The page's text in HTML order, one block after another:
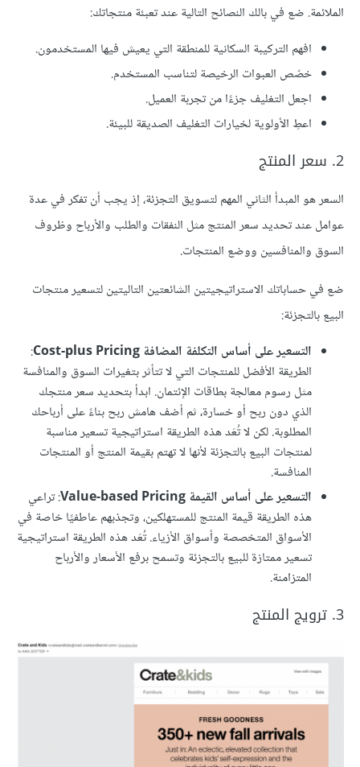
الملائمة. ضع في بالك النصائح التالية عند تعبئة منتجاتك:
افهم التركيبة السكانية للمنطقة التي يعيش فيها المستخدمون.
خصّص العبوات الرخيصة لتناسب المستخدم.
اجعل التغليف جزءًا من تجربة العميل.
اعطِ الأولوية لخيارات التغليف الصديقة للبيئة.
2. سعر المنتج
السعر هو المبدأ الثاني المهم لتسويق التجزئة، إذ يجب أن تفكر في عدة
عوامل عند تحديد سعر المنتج مثل النفقات والطلب والأرباح وظروف
السوق والمنافسين ووضع المنتجات.
ضع في حساباتك الاستراتيجيتين الشائعتين التاليتين لتسعير منتجات
البيع بالتجزئة:
التسعير على أساس التكلفة المضافة Cost-plus Pricing
:
الطريقة الأفضل للمنتجات التي لا تتأثر بتغيرات السوق والمنافسة
مثل رسوم معالجة بطاقات الإئتمان. ابدأ بتحديد سعر منتجك
الذي دون ربح أو خسارة، ثم أضف هامش ربح بناءً على أرباحك
المطلوبة. لكن لا تُعَد هذه الطريقة استراتيجية تسعير مناسبة
لمنتجات البيع بالتجزئة لأنها لا تهتم بقيمة المنتج أو المنتجات
المنافسة.
التسعير على أساس القيمة Value-based Pricing
: تراعي
هذه الطريقة قيمة المنتج للمستهلكين، وتجذبهم عاطفيًا خاصة في
الأسواق المتخصصة وأسواق الأزياء. تُعَد هذه الطريقة استراتيجية
تسعير ممتازة للبيع بالتجزئة وتسمح برفع الأسعار والأرباح
المتزامنة.
3. ترويج المنتج